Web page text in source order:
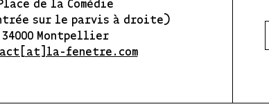
de la Comédie
sur le parvis à droite)
34000 Montpellier
fenetre.com